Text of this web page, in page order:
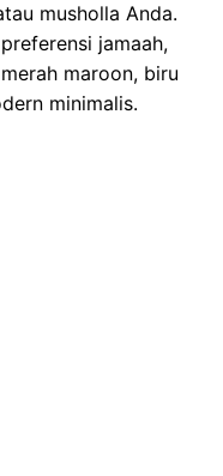
musholla Anda.
jamaah,
maroon, biru
minimalis.